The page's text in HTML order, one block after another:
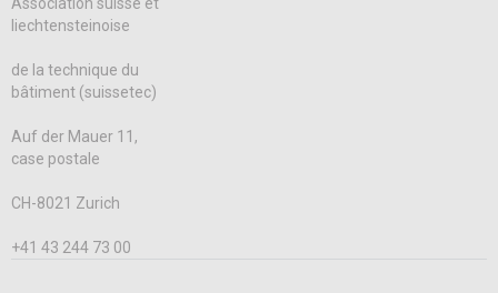
liechtensteinoise
de la technique du
bâtiment (suissetec)
Auf der Mauer 11,
case postale
CH-8021 Zurich
+41 43 244 73 00